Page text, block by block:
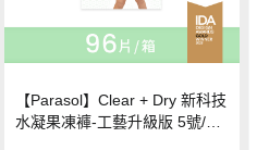
【Parasol】Clear + Dry 新科技
水凝果凍褲-工藝升級版 5號/XL